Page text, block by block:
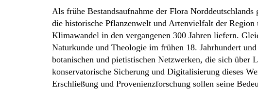
Als frühe Bestandsaufnahme der Flora
die historische Pflanzenwelt und Artenvielfalt der Region
Klimawandel in den vergangenen 300 Jahren liefern.
Naturkunde und Theologie im frühen 18. Jahrhundert
botanischen und pietistischen Netzwerken, die sich über
konservatorische Sicherung und Digitalisierung dieses
Erschließung und Provenienzforschung sollen seine